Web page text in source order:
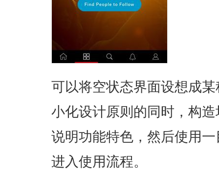
可以将空状态界面设想成
小化设计原则的同时，构
说明功能特色，然后使用
进入使用流程。